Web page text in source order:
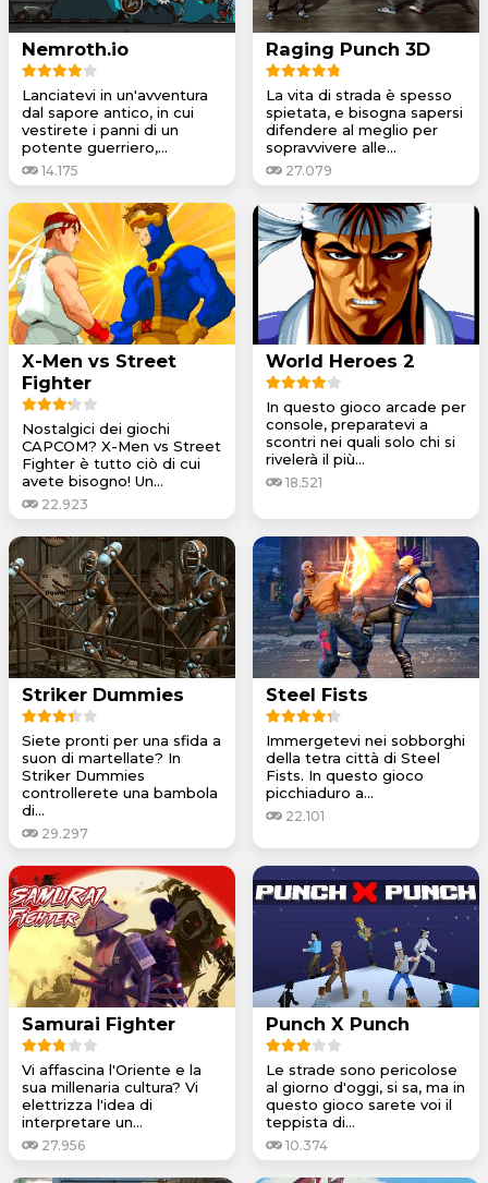
Nemroth.io
Lanciatevi in un'avventura
dal sapore antico, in cui
vestirete i panni di un
potente guerriero,...
14.175
Raging Punch 3D
La vita di strada è spesso
spietata, e bisogna sapersi
difendere al meglio per
sopravvivere alle...
27.079
X-Men vs Street
Fighter
Nostalgici dei giochi
CAPCOM? X-Men vs Street
Fighter è tutto ciò di cui
avete bisogno! Un...
22.923
World Heroes 2
In questo gioco arcade per
console, preparatevi a
scontri nei quali solo chi si
rivelerà il più...
18.521
Striker Dummies
Siete pronti per una sfida a
suon di martellate? In
Striker Dummies
controllerete una bambola
di...
29.297
Steel Fists
Immergetevi nei sobborghi
della tetra città di Steel
Fists. In questo gioco
picchiaduro a...
22.101
Samurai Fighter
Vi affascina l'Oriente e la
sua millenaria cultura? Vi
elettrizza l'idea di
interpretare un...
27.956
Punch X Punch
Le strade sono pericolose
al giorno d'oggi, si sa, ma in
questo gioco sarete voi il
teppista di...
10.374